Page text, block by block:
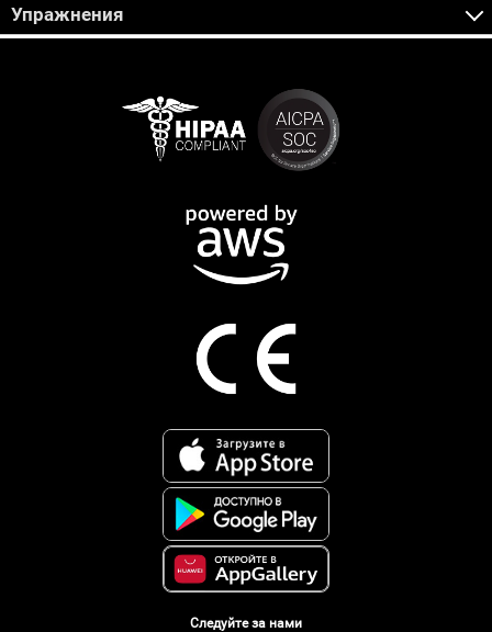
Упражнения
Следуйте за нами